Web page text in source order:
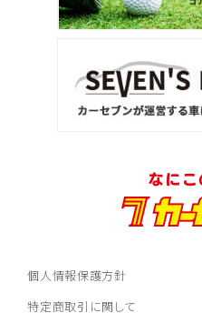
個人情報保護方針
特定商取引に関して